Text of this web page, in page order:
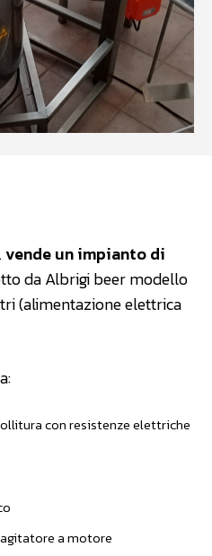
vende un impianto di
da Albrigi beer modello
(alimentazione elettrica
con resistenze elettriche
a motore